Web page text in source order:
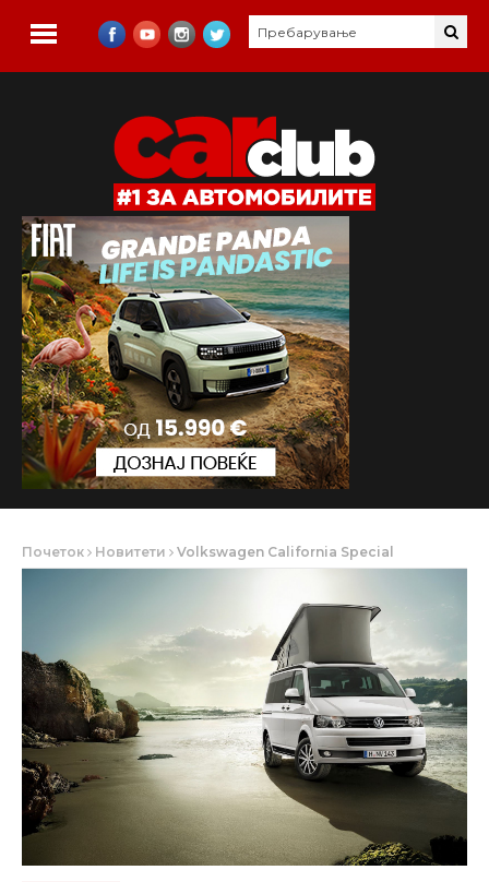
Почеток Новитети Volkswagen California Special